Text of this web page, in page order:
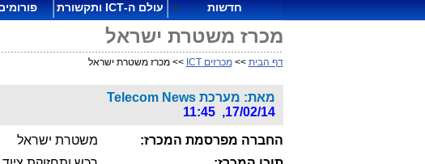
חדשות עולם ה-ICT ותקשורת
מכרז משטרת ישראל
דף הבית >>מכרזים ICT >> מכרז משטרת ישראל
מאת: מערכת Telecom News
17/02/14, 11:45
החברה מפרסמת המכרז:
משטרת ישראל